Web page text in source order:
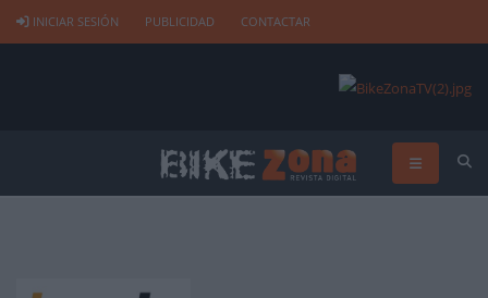
INICIAR SESIÓN PUBLICIDAD CONTACTAR